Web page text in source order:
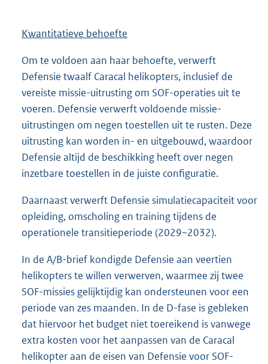
Kwantitatieve behoefte
Om te voldoen aan haar behoefte, verwerft
Defensie twaalf Caracal helikopters, inclusief de
vereiste missie-uitrusting om SOF-operaties uit te
voeren. Defensie verwerft voldoende missie-
uitrustingen om negen toestellen uit te rusten. Deze
uitrusting kan worden in- en uitgebouwd, waardoor
Defensie altijd de beschikking heeft over negen
inzetbare toestellen in de juiste configuratie.
Daarnaast verwerft Defensie simulatiecapaciteit voor
opleiding, omscholing en training tijdens de
operationele transitieperiode (2029–2032).
In de A/B-brief kondigde Defensie aan veertien
helikopters te willen verwerven, waarmee zij twee
SOF-missies gelijktijdig kan ondersteunen voor een
periode van zes maanden. In de D-fase is gebleken
dat hiervoor het budget niet toereikend is vanwege
extra kosten voor het aanpassen van de Caracal
helikopter aan de eisen van Defensie voor SOF-